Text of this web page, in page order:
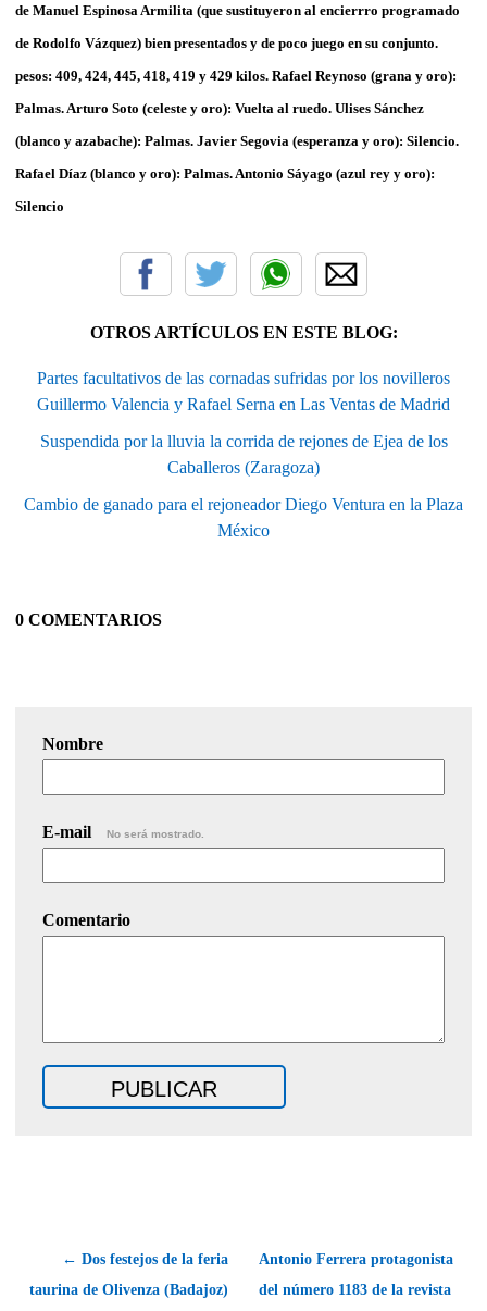
de Manuel Espinosa Armilita (que sustituyeron al encierrro programado
de Rodolfo Vázquez) bien presentados y de poco juego en su conjunto.
pesos: 409, 424, 445, 418, 419 y 429 kilos. Rafael Reynoso (grana y oro):
Palmas. Arturo Soto (celeste y oro): Vuelta al ruedo. Ulises Sánchez
(blanco y azabache): Palmas. Javier Segovia (esperanza y oro): Silencio.
Rafael Díaz (blanco y oro): Palmas. Antonio Sáyago (azul rey y oro):
Silencio
OTROS ARTÍCULOS EN ESTE BLOG:
Partes facultativos de las cornadas sufridas por los novilleros
Guillermo Valencia y Rafael Serna en Las Ventas de Madrid
Suspendida por la lluvia la corrida de rejones de Ejea de los
Caballeros (Zaragoza)
Cambio de ganado para el rejoneador Diego Ventura en la Plaza
México
0 COMENTARIOS
Nombre
E-mail No será mostrado.
Comentario
← Dos festejos de la feria
taurina de Olivenza (Badajoz)
Antonio Ferrera protagonista
del número 1183 de la revista